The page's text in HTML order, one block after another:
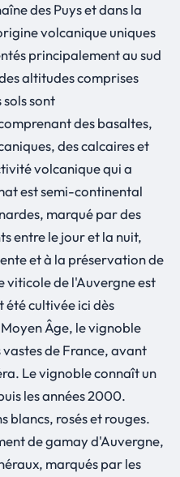
des Puys et dans la
volcanique uniques
principalement au sud
altitudes comprises
sont
des basaltes,
des calcaires et
volcanique qui a
est semi-continental
marqué par des
entre le jour et la nuit,
et à la préservation de
viticole de l'Auvergne est
été cultivée ici dès
Âge, le vignoble
de France, avant
Le vignoble connaît un
les années 2000.
blancs, rosés et rouges.
de gamay d'Auvergne,
marqués par les